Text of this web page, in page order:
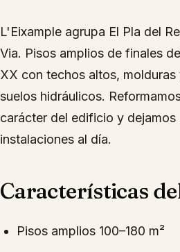
L'Eixample agrupa El Pla del
Via. Pisos amplios de finales
XX con techos altos, molduras
suelos hidráulicos.
carácter del edificio y
instalaciones al día.
Características
Pisos amplios 100–180 m²